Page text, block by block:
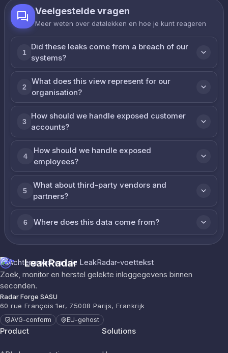
Veelgestelde vragen
Meer weten over datalekken en hoe je kunt reageren
1
Did these leaks come from a breach of our
systems?
2
What does this view represent for our
organisation?
3
How should we handle exposed customer
accounts?
4
How should we handle exposed
employees?
5
What about third-party vendors and
partners?
6 Where does this data come from?
LeakRadar
Zoek, monitor en herstel gelekte inloggegevens binnen
seconden.
Radar Forge SASU
60 rue François 1er, 75008 Parijs, Frankrijk
AVG-conform EU-gehost
Product Solutions